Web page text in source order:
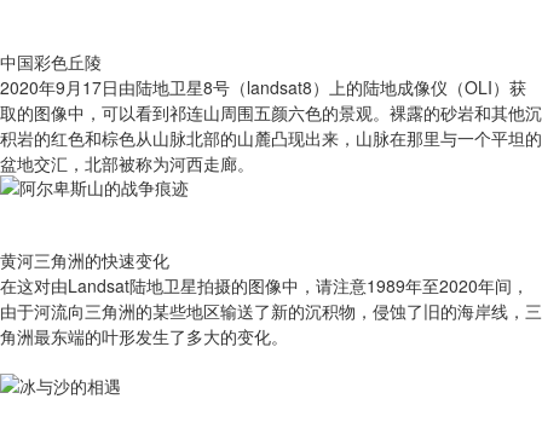
中国彩色丘陵
2020年9月17日由陆地卫星8号（landsat8）上的陆地成像仪（OLI）获
取的图像中，可以看到祁连山周围五颜六色的景观。裸露的砂岩和其他沉
积岩的红色和棕色从山脉北部的山麓凸现出来，山脉在那里与一个平坦的
盆地交汇，北部被称为河西走廊。
黄河三角洲的快速变化
在这对由Landsat陆地卫星拍摄的图像中，请注意1989年至2020年间，
由于河流向三角洲的某些地区输送了新的沉积物，侵蚀了旧的海岸线，三
角洲最东端的叶形发生了多大的变化。